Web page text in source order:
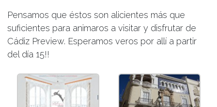
Pensamos que éstos son alicientes más que
suficientes para animaros a visitar y disfrutar de
Cádiz Preview. Esperamos veros por allí a partir
del día 15!!